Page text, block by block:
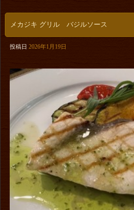
メカジキ グリル バジルソース
投稿日 2026年1月19日